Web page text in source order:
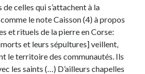
celles qui s’attachent à la
le note Caisson (4) à propos
et rituels de la pierre en Corse:
et leurs sépultures] veillent,
le territoire des communautés. Ils
les saints (…) D’ailleurs chapelles